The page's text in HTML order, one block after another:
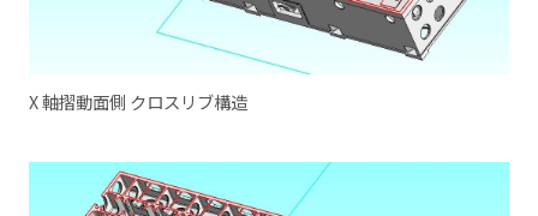
X 軸摺動面側 クロスリブ構造